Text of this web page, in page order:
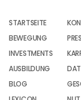
STARTSEITE
BEWEGUNG
INVESTMENTS
AUSBILDUNG
BLOG